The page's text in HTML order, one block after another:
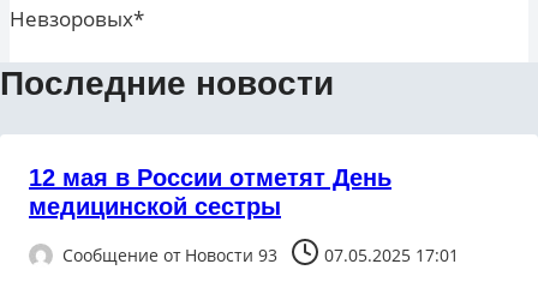
Невзоровых*
Последние новости
12 мая в России отметят День
медицинской сестры
Сообщение от Новости 93 07.05.2025 17:01